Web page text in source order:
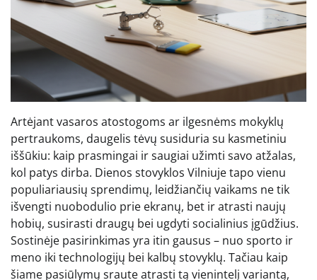
Artėjant vasaros atostogoms ar ilgesnėms mokyklų
pertraukoms, daugelis tėvų susiduria su kasmetiniu
iššūkiu: kaip prasmingai ir saugiai užimti savo atžalas,
kol patys dirba. Dienos stovyklos Vilniuje tapo vienu
populiariausių sprendimų, leidžiančių vaikams ne tik
išvengti nuobodulio prie ekranų, bet ir atrasti naujų
hobių, susirasti draugų bei ugdyti socialinius įgūdžius.
Sostinėje pasirinkimas yra itin gausus – nuo sporto ir
meno iki technologijų bei kalbų stovyklų. Tačiau kaip
šiame pasiūlymų sraute atrasti tą vienintelį variantą,